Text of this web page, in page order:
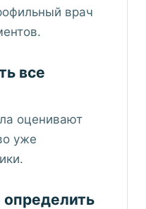
врач
все
оценивают
уже